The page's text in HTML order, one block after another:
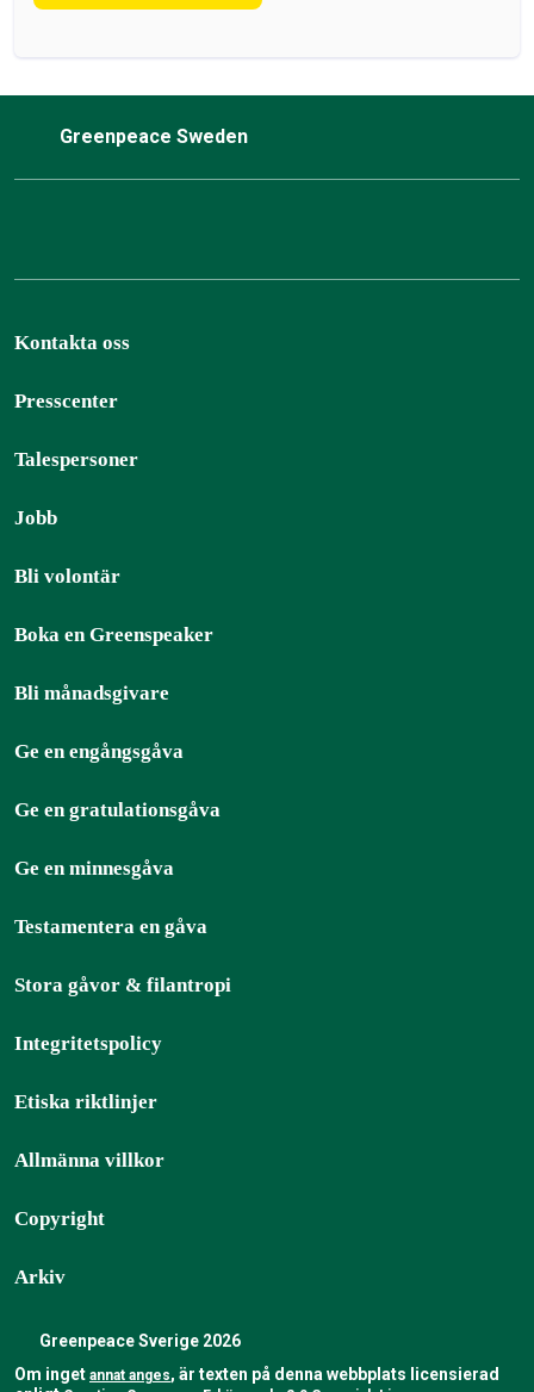
Greenpeace Sweden
Kontakta oss
Presscenter
Talespersoner
Jobb
Bli volontär
Boka en Greenspeaker
Bli månadsgivare
Ge en engångsgåva
Ge en gratulationsgåva
Ge en minnesgåva
Testamentera en gåva
Stora gåvor & filantropi
Integritetspolicy
Etiska riktlinjer
Allmänna villkor
Copyright
Arkiv
Greenpeace Sverige 2026
Om inget annat anges, är texten på denna webbplats licensierad